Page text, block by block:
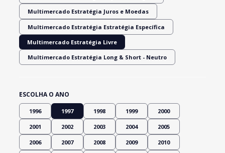
Multimercado Estratégia Juros e Moedas
Multimercado Estratégia Estratégia Específica
Multimercado Estratégia Livre
Multimercado Estratégia Long & Short - Neutro
ESCOLHA O ANO
1996 1997 1998 1999 2000
2001 2002 2003 2004 2005
2006 2007 2008 2009 2010